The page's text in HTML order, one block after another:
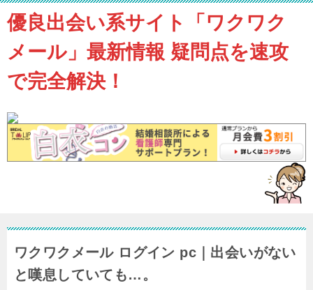
優良出会い系サイト「ワクワク
メール」最新情報 疑問点を速攻
で完全解決！
ワクワクメール ログイン pc｜出会いがない
と嘆息していても…。